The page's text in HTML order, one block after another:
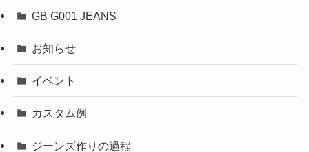
GB G001 JEANS
お知らせ
イベント
カスタム例
ジーンズ作りの過程